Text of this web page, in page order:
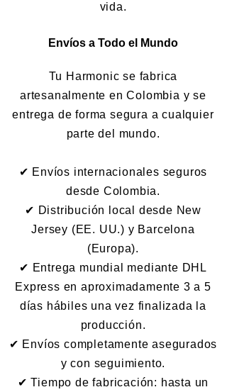
vida.
Envíos a Todo el Mundo
Tu Harmonic se fabrica
artesanalmente en Colombia y se
entrega de forma segura a cualquier
parte del mundo.
✔ Envíos internacionales seguros
desde Colombia.
✔ Distribución local desde New
Jersey (EE. UU.) y Barcelona
(Europa).
✔ Entrega mundial mediante DHL
Express en aproximadamente 3 a 5
días hábiles una vez finalizada la
producción.
✔ Envíos completamente asegurados
y con seguimiento.
✔ Tiempo de fabricación: hasta un